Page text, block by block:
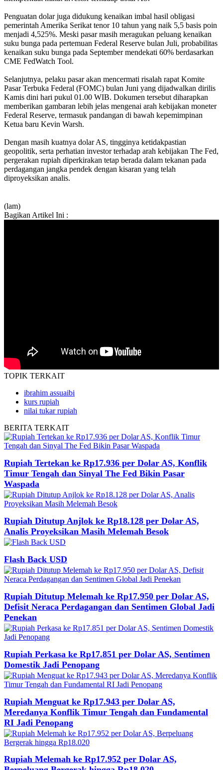
Penguatan dolar juga didukung kenaikan imbal hasil obligasi
pemerintah Amerika Serikat tenor 10 tahun yang naik 5,5 basis poin
menjadi 4,525%. Meski pasar masih meragukan peluang kenaikan
suku bunga pada pertemuan Federal Reserve bulan Juli, probabilitas
kenaikan suku bunga pada September mendekati 60% berdasarkan
CME FedWatch Tool.
Selanjutnya, pelaku pasar akan mencermati risalah rapat Komite
Pasar Terbuka Federal (FOMC) bulan Juni yang dijadwalkan dirilis
Kamis dini hari pukul 01.00 WIB. Dokumen tersebut diharapkan
memberikan gambaran lebih jelas mengenai arah kebijakan moneter
Federal Reserve, termasuk pandangan di bawah kepemimpinan
Ketua baru Kevin Warsh.
Dengan masih kuatnya dolar AS, tingginya ketidakpastian
geopolitik, serta perhatian investor terhadap arah kebijakan The Fed,
pergerakan rupiah diperkirakan tetap berada dalam tekanan pada
perdagangan jangka pendek dengan kisaran yang telah
diproyeksikan analis.
(lam)
Bagikan Artikel Ini :
TOPIK TERKAIT
ibrahim assuaibi
kurs rupiah
nilai tukar rupiah
BERITA TERKAIT
Rupiah Tertekan ke Rp17.936 per Dolar AS, Konflik
Timur Tengah dan Sinyal The Fed Bikin Pasar
Waspada
Rupiah Ditutup Anjlok ke Rp18.128 per Dolar AS,
Analis Proyeksikan Masih Melemah Besok
Flash Back USD
Rupiah Ditutup Melemah ke Rp17.950 per Dolar AS,
Defisit Neraca Perdagangan dan Sentimen Global Jadi
Penekan
Rupiah Perkasa ke Rp17.851 per Dolar AS, Sentimen
Domestik Jadi Penopang
Rupiah Menguat ke Rp17.943 per Dolar AS,
Meredanya Konflik Timur Tengah dan Fundamental
RI Jadi Penopang
Rupiah Melemah ke Rp17.952 per Dolar AS,